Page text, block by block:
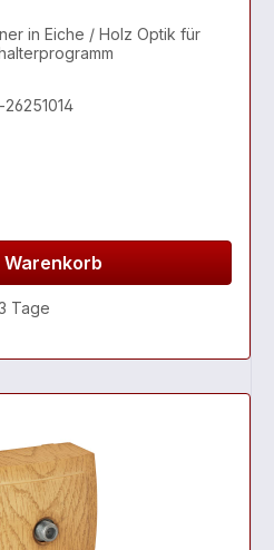
in Eiche / Holz Optik für
26251014
Warenkorb
Tage